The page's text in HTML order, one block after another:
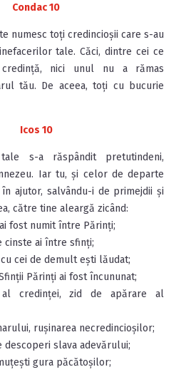
Condac 10
numesc toți credincioșii care s-au
tale. Căci, dintre cei ce
nici unul nu a rămas
tău. De aceea, toți cu bucurie
Icos 10
s-a răspândit pretutindeni,
Iar tu, și celor de departe
ajutor, salvându-i de primejdii și
către tine aleargă zicând:
fost numit între Părinți;
cinste ai între sfinți;
cei de demult ești lăudat;
Părinți ai fost încununat;
al credinței, zid de apărare al
rușinarea necredincioșilor;
descoperi slava adevărului;
gura păcătoșilor;